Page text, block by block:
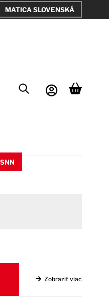
MATICA SLOVENSKÁ
Zobraziť viac